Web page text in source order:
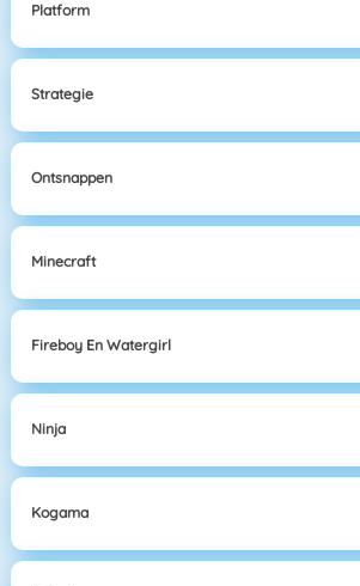
Platform
Strategie
Ontsnappen
Minecraft
Fireboy En Watergirl
Ninja
Kogama